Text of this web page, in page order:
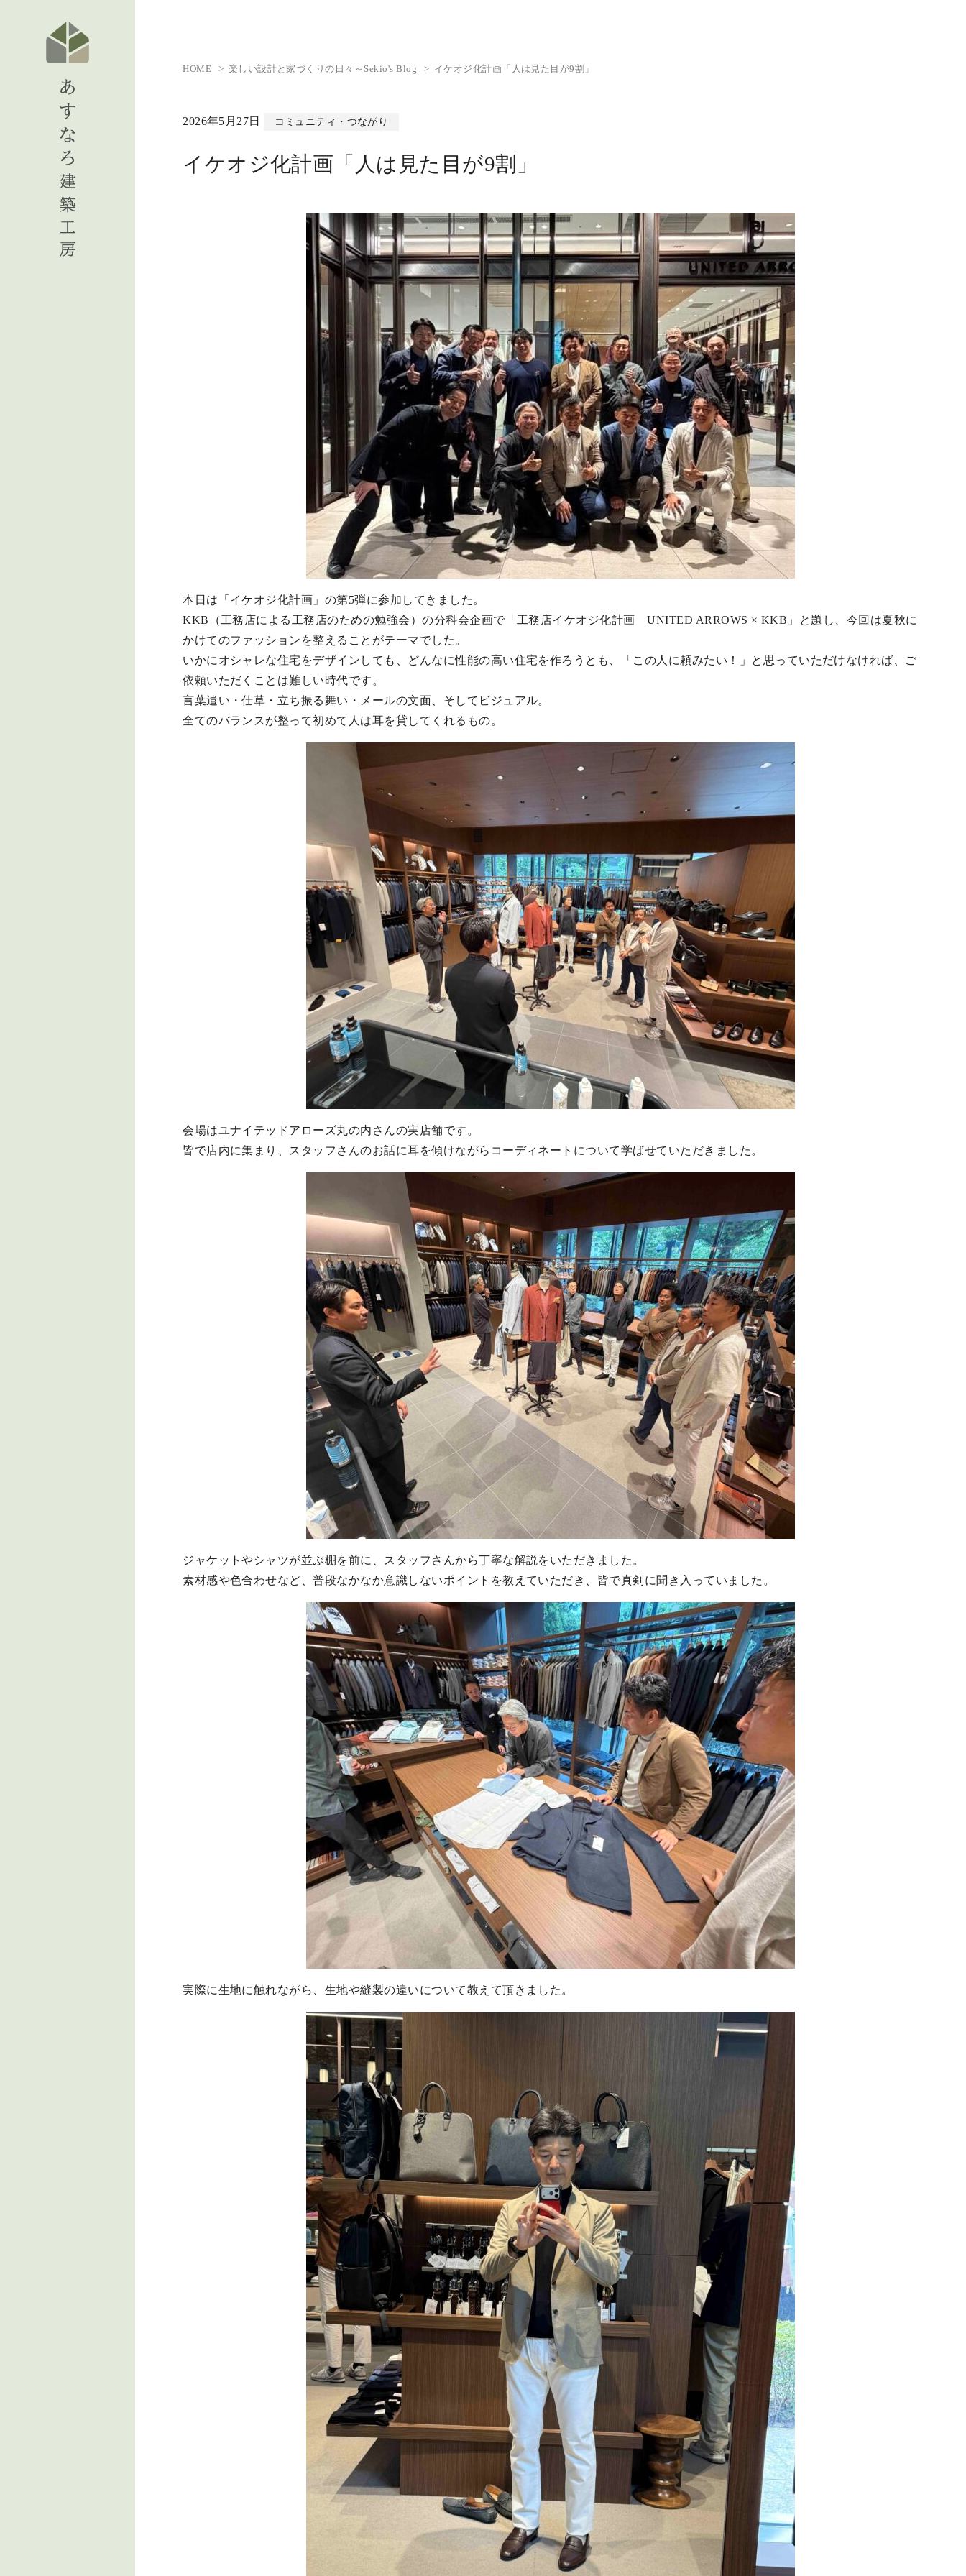
HOME 楽しい設計と家づくりの日々～Sekio's Blog イケオジ化計画「人は見た目が9割」
2026年5月27日 コミュニティ・つながり
イケオジ化計画「人は見た目が9割」
本日は「イケオジ化計画」の第5弾に参加してきました。
KKB（工務店による工務店のための勉強会）の分科会企画で「工務店イケオジ化計画 UNITED ARROWS × KKB」と題し、今回は夏秋に
かけてのファッションを整えることがテーマでした。
いかにオシャレな住宅をデザインしても、どんなに性能の高い住宅を作ろうとも、「この人に頼みたい！」と思っていただけなければ、ご
依頼いただくことは難しい時代です。
言葉遣い・仕草・立ち振る舞い・メールの文面、そしてビジュアル。
全てのバランスが整って初めて人は耳を貸してくれるもの。
会場はユナイテッドアローズ丸の内さんの実店舗です。
皆で店内に集まり、スタッフさんのお話に耳を傾けながらコーディネートについて学ばせていただきました。
ジャケットやシャツが並ぶ棚を前に、スタッフさんから丁寧な解説をいただきました。
素材感や色合わせなど、普段なかなか意識しないポイントを教えていただき、皆で真剣に聞き入っていました。
実際に生地に触れながら、生地や縫製の違いについて教えて頂きました。